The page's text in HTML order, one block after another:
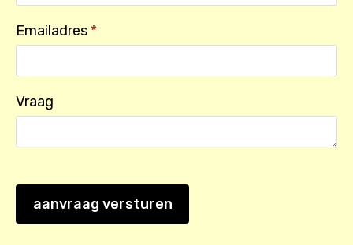
Emailadres *
Vraag
aanvraag versturen